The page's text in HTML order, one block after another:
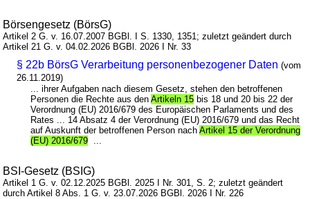
Börsengesetz (BörsG)
Artikel 2 G. v. 16.07.2007 BGBl. I S. 1330, 1351; zuletzt geändert durch
Artikel 21 G. v. 04.02.2026 BGBl. 2026 I Nr. 33
§ 22b BörsG Verarbeitung personenbezogener Daten (vom
26.11.2019)
... ihrer Aufgaben nach diesem Gesetz, stehen den betroffenen
Personen die Rechte aus denArtikeln 15 bis 18 und 20 bis 22 der
Verordnung (EU) 2016/679 des Europäischen Parlaments und des
Rates ... 14 Absatz 4 der Verordnung (EU) 2016/679 und das Recht
auf Auskunft der betroffenen Person nachArtikel 15 der Verordnung
(EU) 2016/679
BSI-Gesetz (BSIG)
Artikel 1 G. v. 02.12.2025 BGBl. 2025 I Nr. 301, S. 2; zuletzt geändert
durch Artikel 8 Abs. 1 G. v. 23.07.2026 BGBl. 2026 I Nr. 226